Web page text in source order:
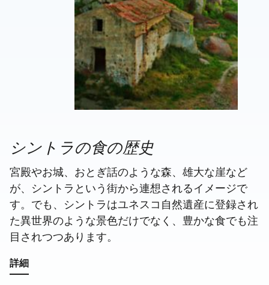
シントラの食の歴史
宮殿やお城、おとぎ話のような森、雄大な崖など
が、シントラという街から連想されるイメージで
す。でも、シントラはユネスコ自然遺産に登録され
た異世界のような景色だけでなく、豊かな食でも注
目されつつあります。
詳細